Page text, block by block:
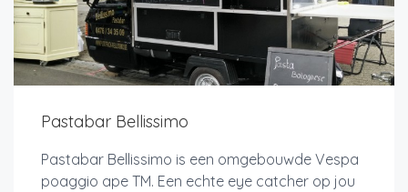
Pastabar Bellissimo
Pastabar Bellissimo is een omgebouwde Vespa
poaggio ape TM. Een echte eye catcher op jou